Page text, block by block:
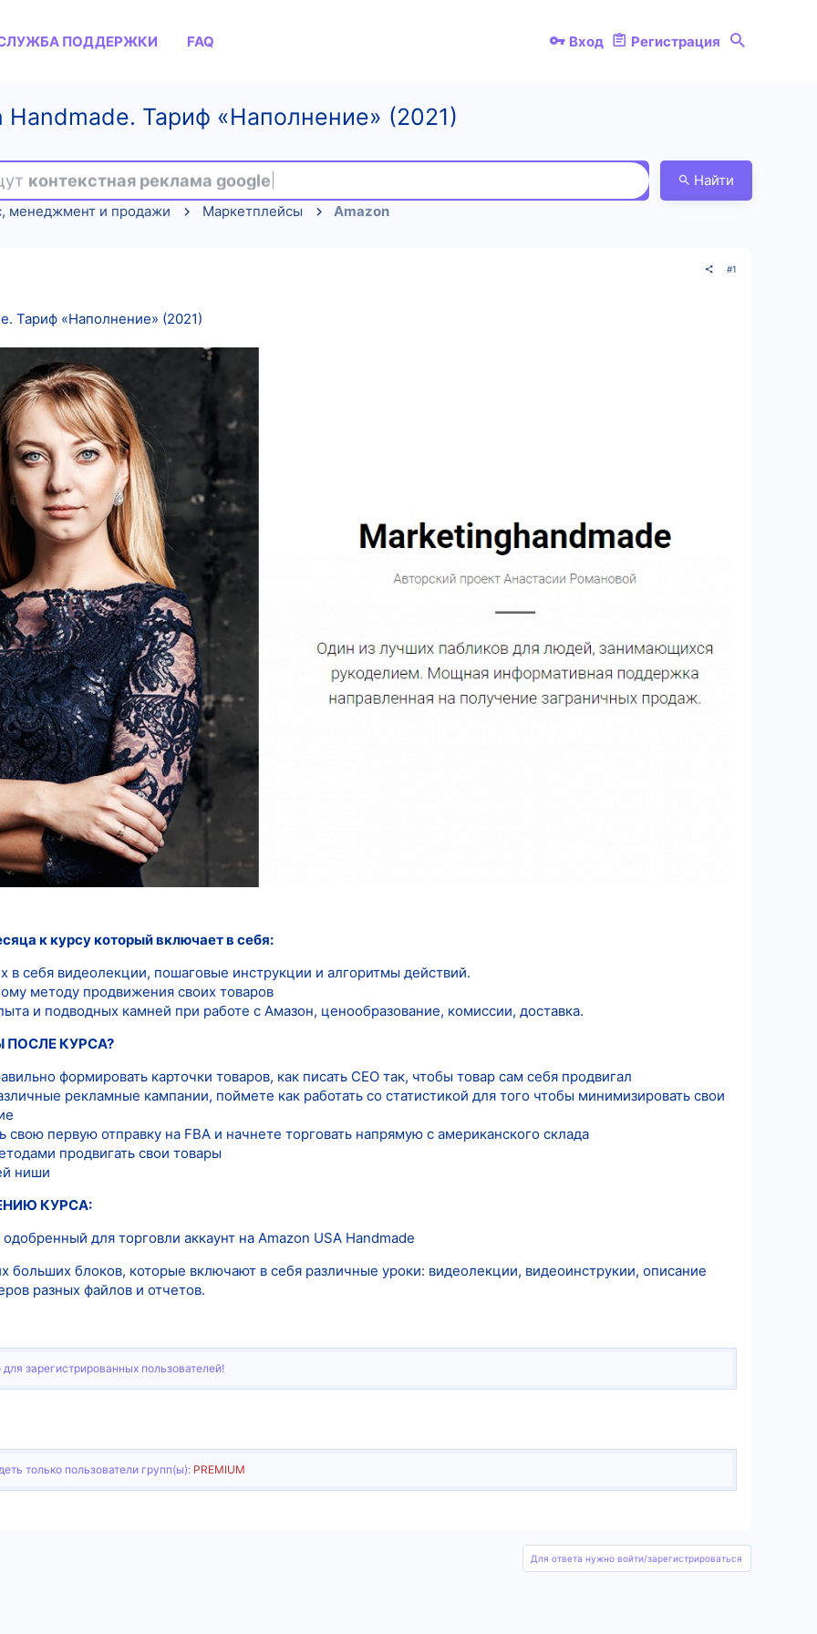
ПОДДЕРЖКИ FAQ Вход Регистрация
Тариф «Наполнение» (2021)
контекстная реклама google
Найти
менеджмент и продажи
Маркетплейсы Amazon
#1
Тариф «Наполнение» (2021)
к курсу который включает в себя:
в себя видеолекции, пошаговые инструкции и алгоритмы действий.
методу продвижения своих товаров
и подводных камней при работе с Амазон, ценообразование, комиссии, доставка.
ПОСЛЕ КУРСА?
формировать карточки товаров, как писать CEO так, чтобы товар сам себя продвигал
рекламные кампании, поймете как работать со статистикой для того чтобы минимизировать свои
первую отправку на FBA и начнете торговать напрямую с американского склада
продвигать свои товары
ниши
КУРСА:
для торговли аккаунт на Amazon USA Handmade
больших блоков, которые включают в себя различные уроки: видеолекции, видеоинструкии, описание
разных файлов и отчетов.
зарегистрированных пользователей!
только пользователи групп(ы): PREMIUM
Для ответа нужно войти/зарегистрироваться